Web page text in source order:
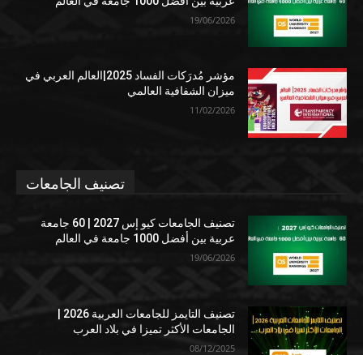
19/06/2026
مؤشر مُدرَكات الفساد 2025|العالم العربي في
ميزان الشفافية العالمي
11/02/2026
تصنيف الجامعات
تصنيف الجامعات كيو إس 2027 | 60 جامعة
عربية بين أفضل 1000 جامعة في العالم
19/06/2026
الجامعات الأكثر تميزا في بلاد العرب
08/12/2025